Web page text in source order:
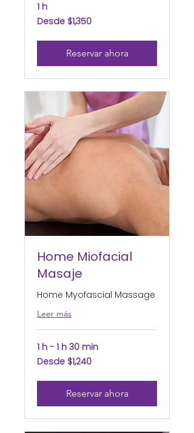
1 h
Desde
1,350
Desde $1,350
Reservar ahora
Home Miofacial
Masaje
Home Myofascial Massage
Leer más
1 h - 1 h 30 min
Desde
1,240
Desde $1,240
Reservar ahora